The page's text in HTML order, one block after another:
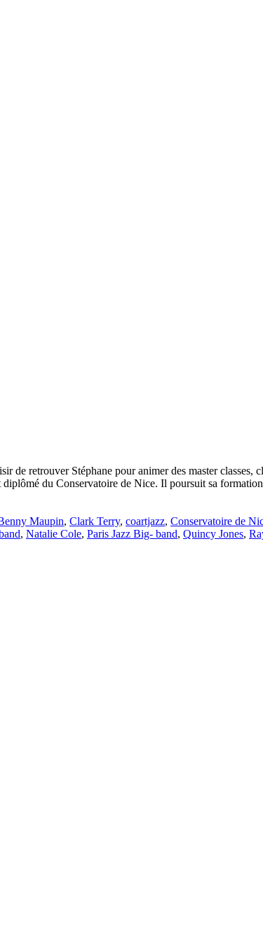
retrouver Stéphane pour animer des master classes,
du Conservatoire de Nice. Il poursuit sa
Maupin, Clark Terry, coartjazz, Conservatoire de
, Natalie Cole, Paris Jazz Big- band, Quincy Jones,